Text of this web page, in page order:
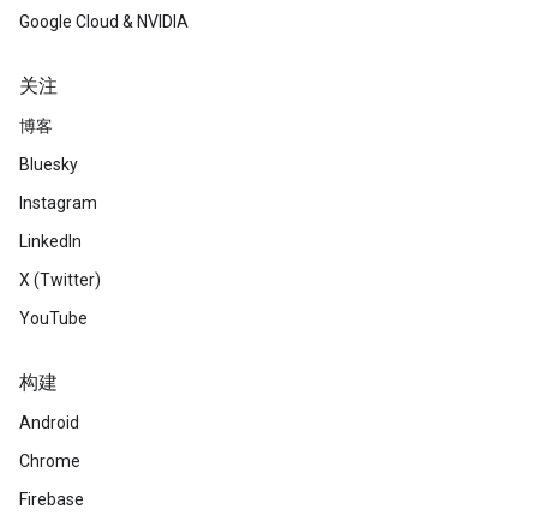
Google Cloud & NVIDIA
关注
博客
Bluesky
Instagram
LinkedIn
X (Twitter)
YouTube
构建
Android
Chrome
Firebase